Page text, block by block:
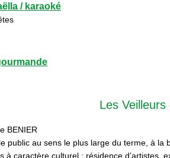
/ karaoké
Les Veilleurs
BENIER
public au sens le plus large du terme, à la
à caractère culturel : résidence d’artistes,